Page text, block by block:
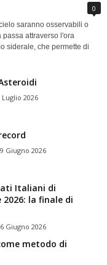
0
saranno osservabili o
attraverso l'ora
siderale, che permette di
Luglio 2026
Giugno 2026
Italiani di
la finale di
Giugno 2026
metodo di